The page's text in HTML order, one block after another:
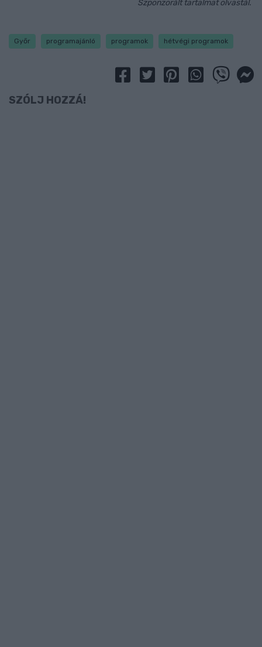
Szponzorált tartalmat olvastál.
Győr programajánló programok hétvégi programok
SZÓLJ HOZZÁ!